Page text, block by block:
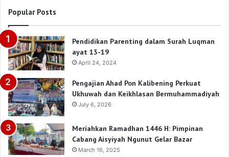
Popular Posts
Pendidikan Parenting dalam Surah Luqman
ayat 13-19
April 24, 2024
Pengajian Ahad Pon Kalibening Perkuat
Ukhuwah dan Keikhlasan Bermuhammadiyah
July 6, 2026
Meriahkan Ramadhan 1446 H: Pimpinan
Cabang Aisyiyah Ngunut Gelar Bazar
March 16, 2025